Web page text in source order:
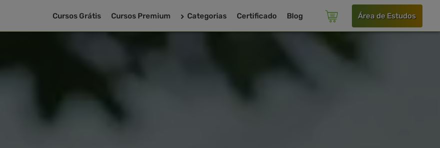
Cursos Grátis Cursos Premium Categorias Certificado Blog Área de Estudos